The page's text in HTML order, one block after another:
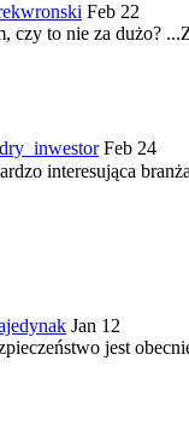
Feb 22
czy to nie za dużo?
Feb 24
interesująca
Jan 12
jest